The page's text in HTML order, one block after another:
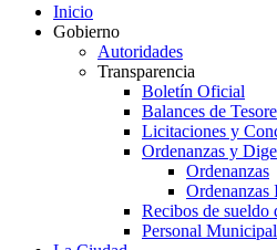
Inicio
Gobierno
Autoridades
Transparencia
Boletín Oficial
Balances de
Licitaciones y
Ordenanzas y
Ordenanzas
Ordenanzas
Recibos de sueldo
Personal Municipal